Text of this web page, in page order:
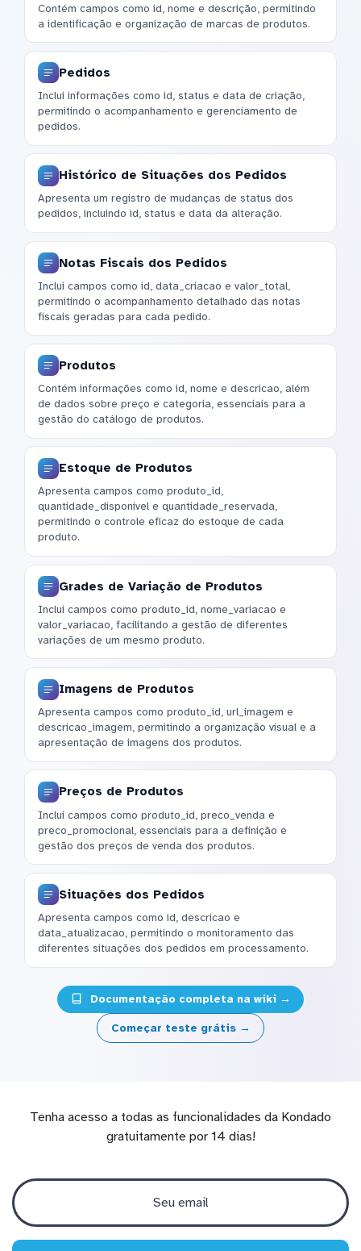
Contém campos como id, nome e descrição, permitindo
a identificação e organização de marcas de produtos.
Pedidos
Inclui informações como id, status e data de criação,
permitindo o acompanhamento e gerenciamento de
pedidos.
Histórico de Situações dos Pedidos
Apresenta um registro de mudanças de status dos
pedidos, incluindo id, status e data da alteração.
Notas Fiscais dos Pedidos
Inclui campos como id, data_criacao e valor_total,
permitindo o acompanhamento detalhado das notas
fiscais geradas para cada pedido.
Produtos
Contém informações como id, nome e descricao, além
de dados sobre preço e categoria, essenciais para a
gestão do catálogo de produtos.
Estoque de Produtos
Apresenta campos como produto_id,
quantidade_disponivel e quantidade_reservada,
permitindo o controle eficaz do estoque de cada
produto.
Grades de Variação de Produtos
Inclui campos como produto_id, nome_variacao e
valor_variacao, facilitando a gestão de diferentes
variações de um mesmo produto.
Imagens de Produtos
Apresenta campos como produto_id, url_imagem e
descricao_imagem, permitindo a organização visual e a
apresentação de imagens dos produtos.
Preços de Produtos
Inclui campos como produto_id, preco_venda e
preco_promocional, essenciais para a definição e
gestão dos preços de venda dos produtos.
Situações dos Pedidos
Apresenta campos como id, descricao e
data_atualizacao, permitindo o monitoramento das
diferentes situações dos pedidos em processamento.
Documentação completa na wiki →
Começar teste grátis →
Tenha acesso a todas as funcionalidades da Kondado
gratuitamente por 14 dias!